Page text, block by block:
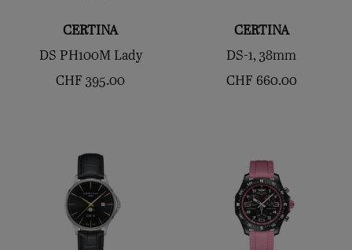
CERTINA
DS PH100M Lady
CHF 395.00
CERTINA
DS-1, 38mm
CHF 660.00